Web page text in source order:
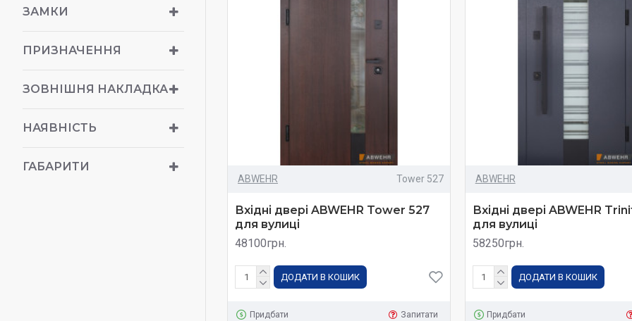
ЗАМКИ
ПРИЗНАЧЕННЯ
ЗОВНІШНЯ НАКЛАДКА
НАЯВНІСТЬ
ГАБАРИТИ
ABWEHR Tower 527
Вхідні двері ABWEHR Tower 527
для вулиці
48100грн.
ДОДАТИ В КОШИК
Придбати Запитати
ABWEHR
Вхідні двері ABWEHR
для вулиці
58250грн.
ДОДАТИ В КОШИК
Придбати